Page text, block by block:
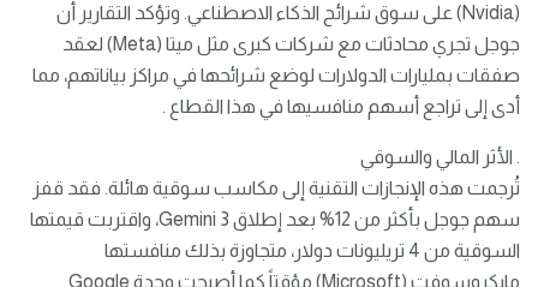
(Nvidia) على سوق شرائح الذكاء الاصطناعي. وتؤكد التقارير أن
جوجل تجري محادثات مع شركات كبرى مثل ميتا (Meta) لعقد
صفقات بمليارات الدولارات لوضع شرائحها في مراكز بياناتهم، مما
أدى إلى تراجع أسهم منافسيها في هذا القطاع .
. الأثر المالي والسوقي
تُرجمت هذه الإنجازات التقنية إلى مكاسب سوقية هائلة. فقد قفز
سهم جوجل بأكثر من 12% بعد إطلاق Gemini 3، واقتربت قيمتها
السوقية من 4 تريليونات دولار، متجاوزة بذلك منافستها
مايكروسوفت (Microsoft) مؤقتاً كما أصبحت وحدة Google